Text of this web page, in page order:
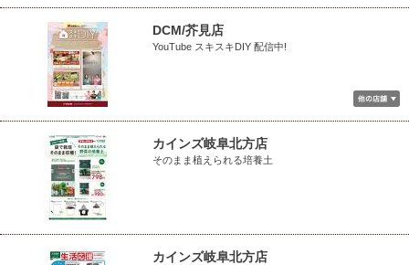
DCM/芥見店
YouTube スキスキDIY 配信中!
カインズ岐阜北方店
そのまま植えられる培養土
カインズ岐阜北方店